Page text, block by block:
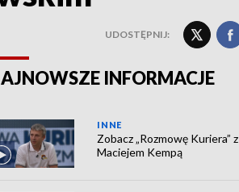
UDOSTĘPNIJ:
INFORMACJE
INNE
Zobacz „Rozmowę Kuriera” z
Maciejem Kempą